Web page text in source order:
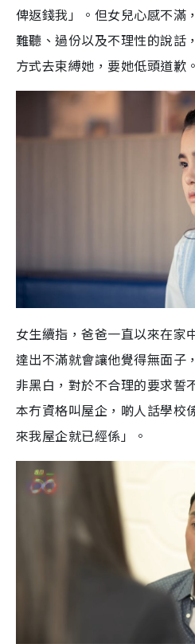
俾返錢我」。但女兒心感不滿
難聽、過份以及不理性的說話
方式去束縛她，要她低頭道歉。
女生續指，爸爸一直以來在家
達出不滿就會讓他覺得無面子
非黑白，對於不合理的要求誓
本冇資格叫屋企，啲人話學校
來我屋企就已經係」。